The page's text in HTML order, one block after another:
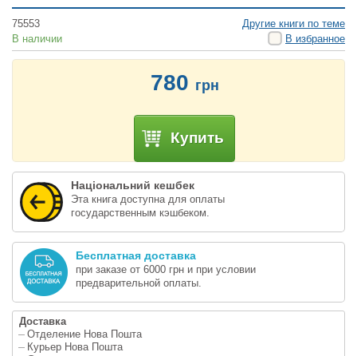
75553
Другие книги по теме
В наличии
В избранное
780 грн
Купить
Національний кешбек
Эта книга доступна для оплаты
государственным кэшбеком.
Бесплатная доставка
при заказе от 6000 грн и при условии
предварительной оплаты.
Доставка
Отделение Нова Пошта
Курьер Нова Пошта